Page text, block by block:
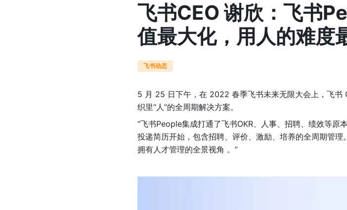
飞书CEO 谢欣：飞书
值最大化，用人的难度
飞书动态
5 月 25 日下午，在 2022 春季飞书未来无限大会上，飞书
织里“人”的全周期解决方案。
“飞书People集成打通了飞书OKR、人事、招聘、绩效等原
投递简历开始，包含招聘、评价、激励、培养的全周期管
拥有人才管理的全景视角 。”